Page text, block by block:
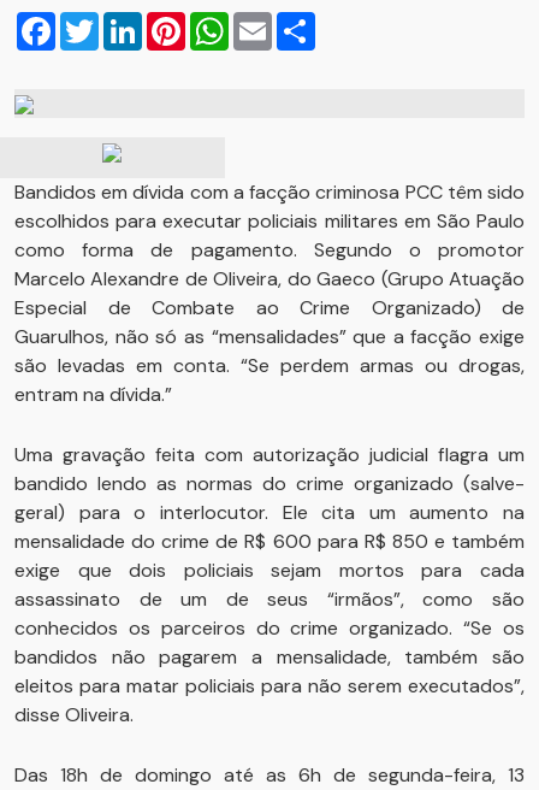
Facebook
TwitterLinkedInPinterestWhatsApp
Email
Bandidos em dívida com a facção criminosa PCC têm sido
escolhidos para executar policiais militares em São Paulo
como forma de pagamento. Segundo o promotor
Marcelo Alexandre de Oliveira, do Gaeco (Grupo Atuação
Especial de Combate ao Crime Organizado) de
Guarulhos, não só as “mensalidades” que a facção exige
são levadas em conta. “Se perdem armas ou drogas,
entram na dívida.”
Uma gravação feita com autorização judicial flagra um
bandido lendo as normas do crime organizado (salve-
geral) para o interlocutor. Ele cita um aumento na
mensalidade do crime de R$ 600 para R$ 850 e também
exige que dois policiais sejam mortos para cada
assassinato de um de seus “irmãos”, como são
conhecidos os parceiros do crime organizado. “Se os
bandidos não pagarem a mensalidade, também são
eleitos para matar policiais para não serem executados”,
disse Oliveira.
Das 18h de domingo até as 6h de segunda-feira, 13